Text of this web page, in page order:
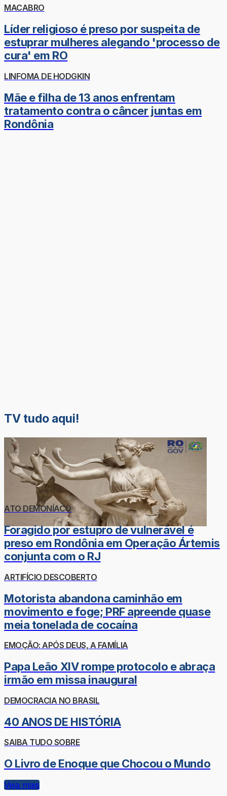
MACABRO
Líder religioso é preso por suspeita de
estuprar mulheres alegando 'processo de
cura' em RO
LINFOMA DE HODGKIN
Mãe e filha de 13 anos enfrentam
tratamento contra o câncer juntas em
Rondônia
TV tudo aqui!
ATO DEMONÍACO
Foragido por estupro de vulnerável é
preso em Rondônia em Operação Ártemis
conjunta com o RJ
ARTIFÍCIO DESCOBERTO
Motorista abandona caminhão em
movimento e foge; PRF apreende quase
meia tonelada de cocaína
EMOÇÃO: APÓS DEUS, A FAMÍLIA
Papa Leão XIV rompe protocolo e abraça
irmão em missa inaugural
DEMOCRACIA NO BRASIL
40 ANOS DE HISTÓRIA
SAIBA TUDO SOBRE
O Livro de Enoque que Chocou o Mundo
Veja mais